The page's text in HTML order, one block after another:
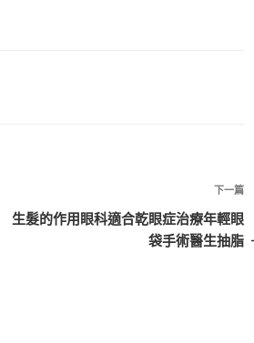
下
一
下一篇
生髮的作用眼科適合乾眼症治療年輕眼
袋手術醫生抽脂